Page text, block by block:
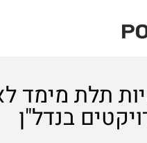
תלת מימד
בנדל"ן